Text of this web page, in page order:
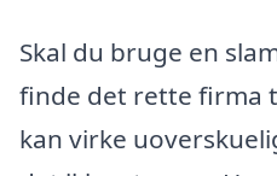
Skal du bruge en
finde det rette firma
kan virke